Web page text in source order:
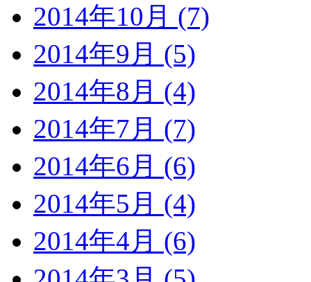
2014年10月 (7)
2014年9月 (5)
2014年8月 (4)
2014年7月 (7)
2014年6月 (6)
2014年5月 (4)
2014年4月 (6)